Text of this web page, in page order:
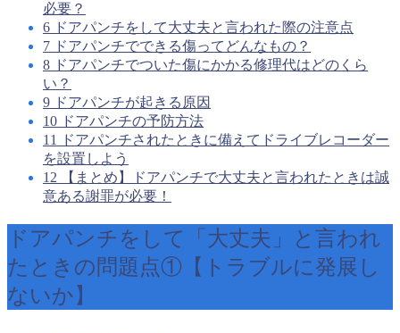
必要？
6 ドアパンチをして大丈夫と言われた際の注意点
7 ドアパンチでできる傷ってどんなもの？
8 ドアパンチでついた傷にかかる修理代はどのくら
い？
9 ドアパンチが起きる原因
10 ドアパンチの予防方法
11 ドアパンチされたときに備えてドライブレコーダー
を設置しよう
12 【まとめ】ドアパンチで大丈夫と言われたときは誠
意ある謝罪が必要！
ドアパンチをして「大丈夫」と言われ
たときの問題点①【トラブルに発展し
ないか】